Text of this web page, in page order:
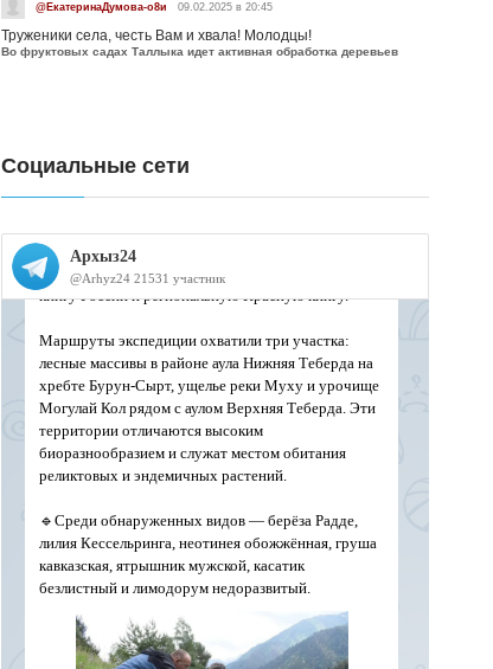
@ЕкатеринаДумова-о8и 09.02.2025 в 20:45
Труженики села, честь Вам и хвала! Молодцы!
Во фруктовых садах Таллыка идет активная обработка деревьев
Социальные сети